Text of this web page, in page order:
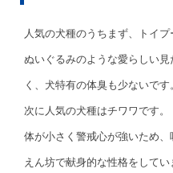
人気の犬種のうちまず、トイプ
ぬいぐるみのような愛らしい
く、犬特有の体臭も少ないです
次に人気の犬種はチワワです。
体が小さく警戒心が強いため
えん坊で献身的な性格をしてい